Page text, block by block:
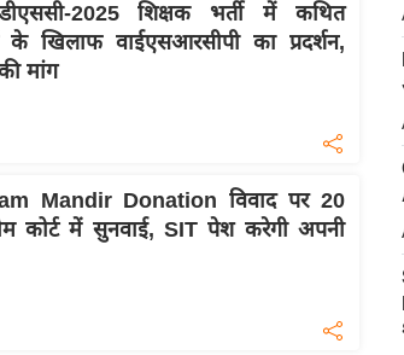
2025 शिक्षक भर्ती में कथित
के खिलाफ वाईएसआरसीपी का प्रदर्शन,
मांग
Mandir Donation विवाद पर 20
कोर्ट में सुनवाई, SIT पेश करेगी अपनी